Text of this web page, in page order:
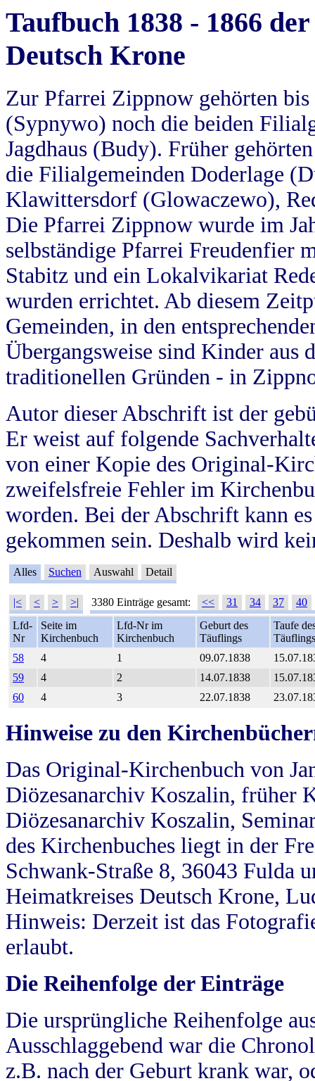
Taufbuch 1838 - 1866
Deutsch Krone
Zur Pfarrei Zippnow gehörten
(Sypnywo) noch die beiden
Jagdhaus (Budy). Früher
die Filialgemeinden Doderlage
Klawittersdorf (Glowaczewo),
Die Pfarrei Zippnow wurde im
selbständige Pfarrei Freudenfier
Stabitz und ein Lokalvikariat
wurden errichtet. Ab diesem
Gemeinden, in den
Übergangsweise sind Kinder aus
traditionellen Gründen - in
Autor dieser Abschrift ist der
Er weist auf folgende
von einer Kopie des Original-
zweifelsfreie Fehler im
worden. Bei der Abschrift kann
gekommen sein. Deshalb wird
Alles Suchen Auswahl Detail
|< < > >| 3380 Einträge gesamt: << 31 34 37
40
Lfd-
Nr
Seite im
Kirchenbuch
Lfd-Nr im
Kirchenbuch
Geburt des
Täuflings
Taufe
Täuflings
58
4 1 09.07.1838
59
4 2 14.07.1838
60
4 3 22.07.1838
Hinweise zu den
Das Original-Kirchenbuch von
Diözesanarchiv Koszalin, früher
Diözesanarchiv Koszalin,
des Kirchenbuches liegt in der
Schwank-Straße 8, 36043 Fulda
Heimatkreises Deutsch Krone,
Hinweis: Derzeit ist das
erlaubt.
Die Reihenfolge der Einträge
Die ursprüngliche Reihenfolge
Ausschlaggebend war die
z.B. nach der Geburt krank war,